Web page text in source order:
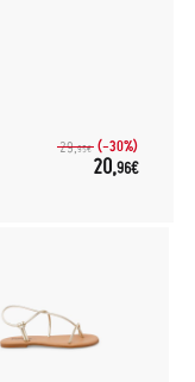
29,95€ (-30%)
20,96€